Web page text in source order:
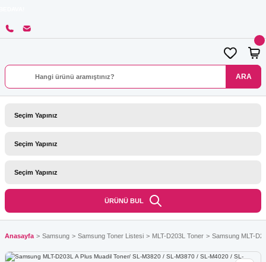
ARA
ÜRÜNÜ BUL
Anasayfa Samsung Samsung Toner Listesi MLT-D203L Toner Samsung MLT-